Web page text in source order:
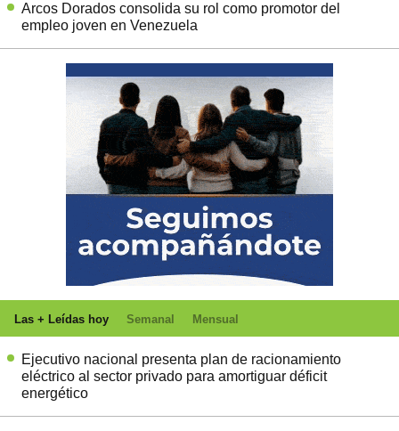
Arcos Dorados consolida su rol como promotor del
empleo joven en Venezuela
Las + Leídas hoy Semanal Mensual
Ejecutivo nacional presenta plan de racionamiento
eléctrico al sector privado para amortiguar déficit
energético